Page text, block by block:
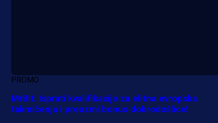
PROMO
MrBit: Isprati kvalifikacije za elitna evropska
takmičenja i preuzmi bonus dobrodošlice!